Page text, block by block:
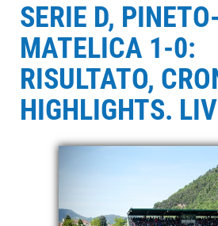
SERIE D, PINETO-
MATELICA 1-0:
RISULTATO,
HIGHLIGHTS.